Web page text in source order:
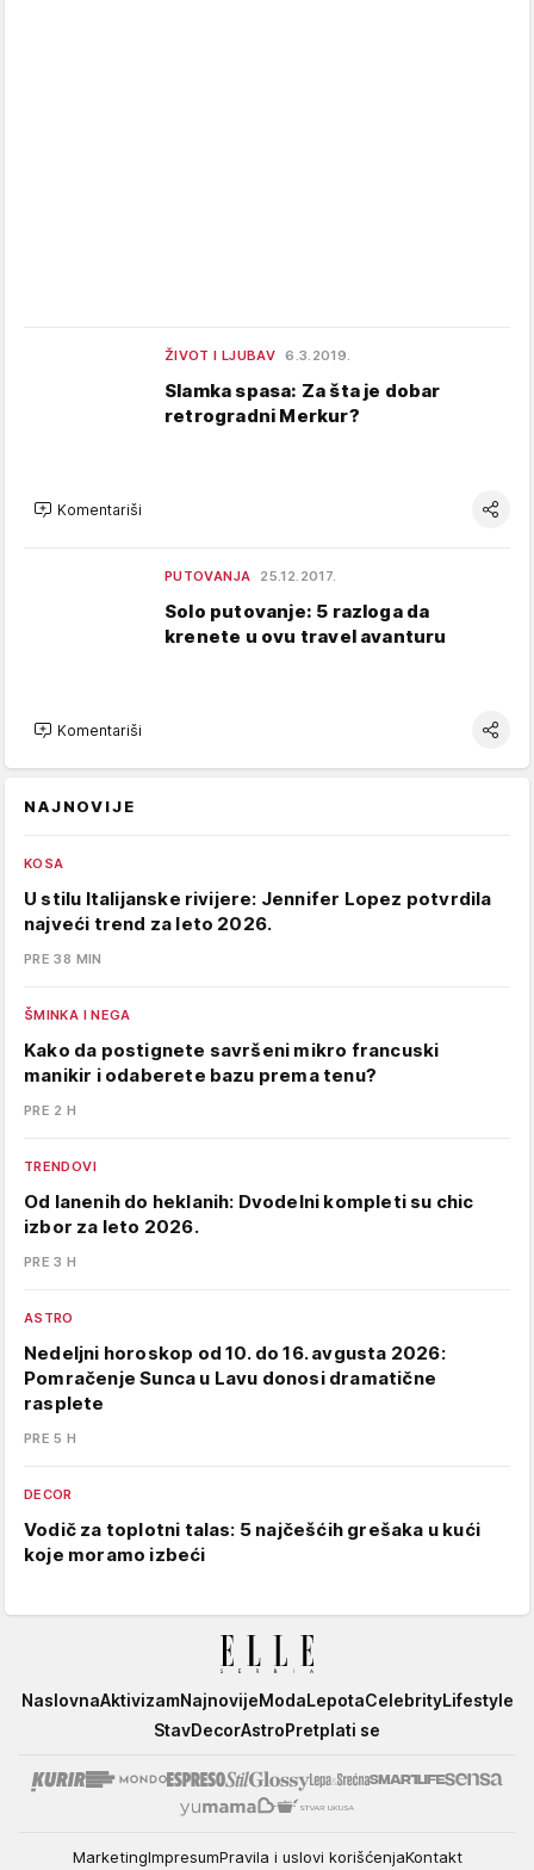
ŽIVOT I LJUBAV 6.3.2019.
Slamka spasa: Za šta je dobar
retrogradni Merkur?
Komentariši
PUTOVANJA 25.12.2017.
Solo putovanje: 5 razloga da
krenete u ovu travel avanturu
Komentariši
NAJNOVIJE
KOSA
U stilu Italijanske rivijere: Jennifer Lopez potvrdila
najveći trend za leto 2026.
PRE 38 MIN
ŠMINKA I NEGA
Kako da postignete savršeni mikro francuski
manikir i odaberete bazu prema tenu?
PRE 2 H
TRENDOVI
Od lanenih do heklanih: Dvodelni kompleti su chic
izbor za leto 2026.
PRE 3 H
ASTRO
Nedeljni horoskop od 10. do 16. avgusta 2026:
Pomračenje Sunca u Lavu donosi dramatične
rasplete
PRE 5 H
DECOR
Vodič za toplotni talas: 5 najčešćih grešaka u kući
koje moramo izbeći
Elle
NaslovnaAktivizamNajnovijeModaLepotaCelebrityLifestyle
StavDecorAstroPretplati se
MarketingImpresumPravila i uslovi korišćenjaKontakt